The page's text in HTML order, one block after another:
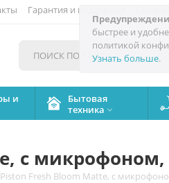
быстрее и
политикой
Узнать больше.
Гарантия и поддержка
и
Бытовая
техника 
с
Fresh Bloom Matte, с